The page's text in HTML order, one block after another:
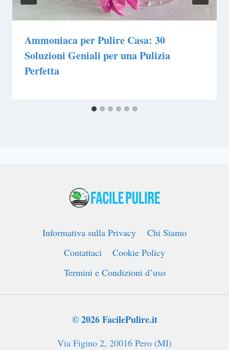
Ammoniaca per Pulire Casa: 30
Soluzioni Geniali per una Pulizia
Perfetta
Informativa sulla Privacy
Chi Siamo
Contattaci
Cookie Policy
Termini e Condizioni d’uso
© 2026 FacilePulire.it
Via Figino 2, 20016 Pero (MI)